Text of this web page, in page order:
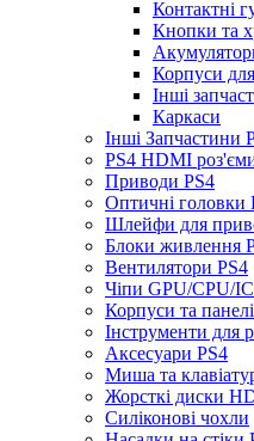
Контактні
Кнопки та
Корпуси
Інші
Каркаси
Інші Запчастини
PS4 HDMI
Приводи PS4
Оптичні головки
Шлейфи для
Блоки живлення
Вентилятори PS4
Чіпи GPU/CPU/IC
Корпуси та
Інструменти для
Аксесуари PS4
Миша та
Жорсткі диски
Силіконові чохли